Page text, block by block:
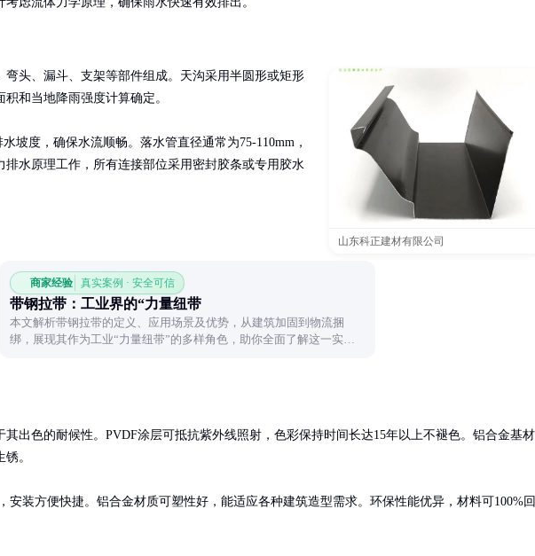
山东科正建材有限公司
弯头、漏斗、支架等部件组成。天沟采用半圆形或矩形
和当地降雨强度计算确定。
坡度，确保水流顺畅。落水管直径通常为75-110mm，
排水原理工作，所有连接部位采用密封胶条或专用胶水
商家经验 真实案例 · 安全可信
带钢拉带：工业界的“力量纽带
本文解析带钢拉带的定义、应用场景及优势，从建筑加固到物流捆
绑，展现其作为工业“力量纽带”的多样角色，助你全面了解这一实用
出色的耐候性。PVDF涂层可抵抗紫外线照射，色彩保持时间长达15年以上不褪色。铝合金基材
。
安装方便快捷。铝合金材质可塑性好，能适应各种建筑造型需求。环保性能优异，材料可100%回